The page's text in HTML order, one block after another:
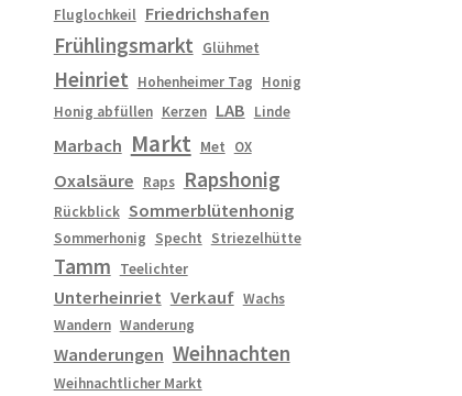
Fluglochkeil Friedrichshafen
Frühlingsmarkt Glühmet
Heinriet Hohenheimer Tag Honig
Honig abfüllen Kerzen LAB Linde
Marbach Markt Met OX
Oxalsäure Raps Rapshonig
Rückblick Sommerblütenhonig
Sommerhonig Specht Striezelhütte
Tamm Teelichter
Unterheinriet Verkauf Wachs
Wandern Wanderung
Wanderungen Weihnachten
Weihnachtlicher Markt